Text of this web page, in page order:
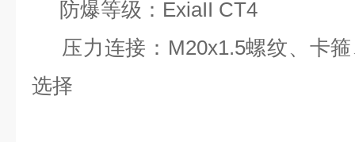
防爆等级：ExiaII CT4
压力连接：M20x1.5螺纹、卡箍
选择